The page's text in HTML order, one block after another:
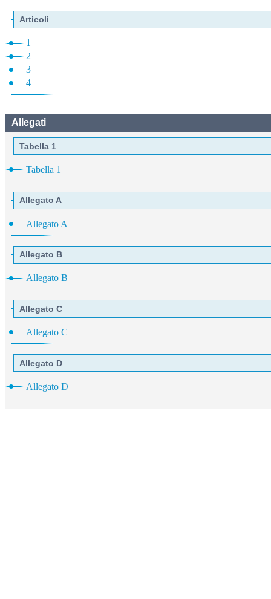
Articoli
1
2
3
4
Allegati
Tabella 1
Tabella 1
Allegato A
Allegato A
Allegato B
Allegato B
Allegato C
Allegato C
Allegato D
Allegato D